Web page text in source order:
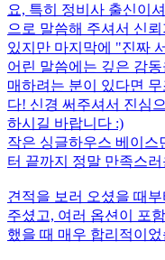
요, 특히 정비사 출신이
으로 말씀해 주셔서 신
있지만 마지막에 "진짜
어린 말씀에는 깊은 감
매하려는 분이 있다면
다! 신경 써주셔서 진심
하시길 바랍니다 :)
작은 싱글하우스 베이
터 끝까지 정말 만족스
견적을 보러 오셨을 때
주셨고, 여러 옵션이 포
했을 때 매우 합리적이